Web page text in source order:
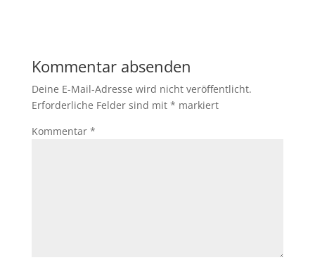
Kommentar absenden
Deine E-Mail-Adresse wird nicht veröffentlicht.
Erforderliche Felder sind mit * markiert
Kommentar *